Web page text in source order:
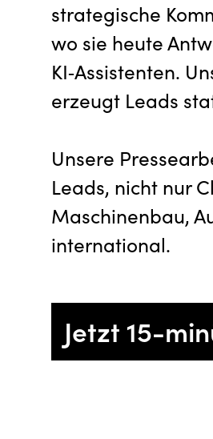
strategische
wo sie heute
KI‑Assistenten.
erzeugt Leads
Unsere
Leads, nicht nur
Maschinenbau,
international.
Jetzt 15-